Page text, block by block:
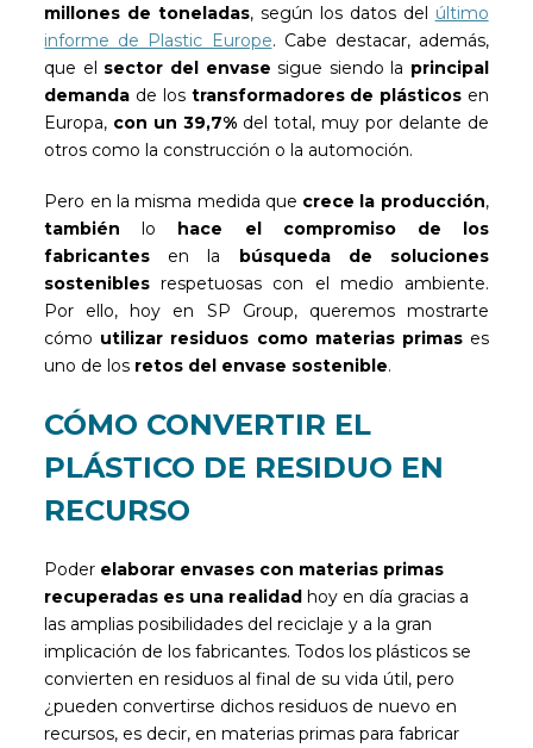
millones de toneladas, según los datos del último
informe de Plastic Europe. Cabe destacar, además,
que el sector del envase sigue siendo la principal
demanda de los transformadores de plásticosen
Europa, con un 39,7% del total, muy por delante de
otros como la construcción o la automoción.
Pero en la misma medida que crece la producción,
también lo hace el compromiso de los
fabricantes en la búsqueda de soluciones
sostenibles respetuosas con el medio ambiente.
Por ello, hoy en SP Group, queremos mostrarte
cómo utilizar residuos como materias primases
uno de los retos del envase sostenible.
CÓMO CONVERTIR EL
PLÁSTICO DE RESIDUO EN
RECURSO
Poder elaborar envases con materias primas
recuperadas es una realidad hoy en día gracias a
las amplias posibilidades del reciclaje y a la gran
implicación de los fabricantes. Todos los plásticos se
convierten en residuos al final de su vida útil, pero
¿pueden convertirse dichos residuos de nuevo en
recursos, es decir, en materias primas para fabricar